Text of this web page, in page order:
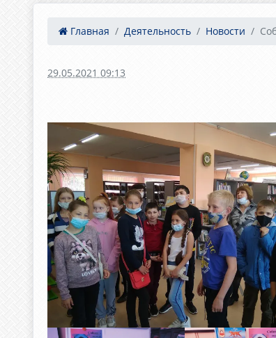
Главная Деятельность Новости
29.05.2021 09:13